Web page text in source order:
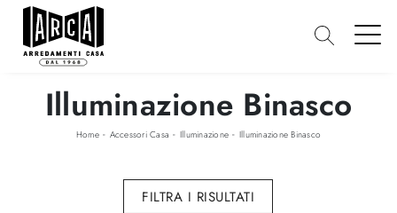
Illuminazione Binasco
Home- Accessori Casa - Illuminazione - Illuminazione Binasco
FILTRA I RISULTATI